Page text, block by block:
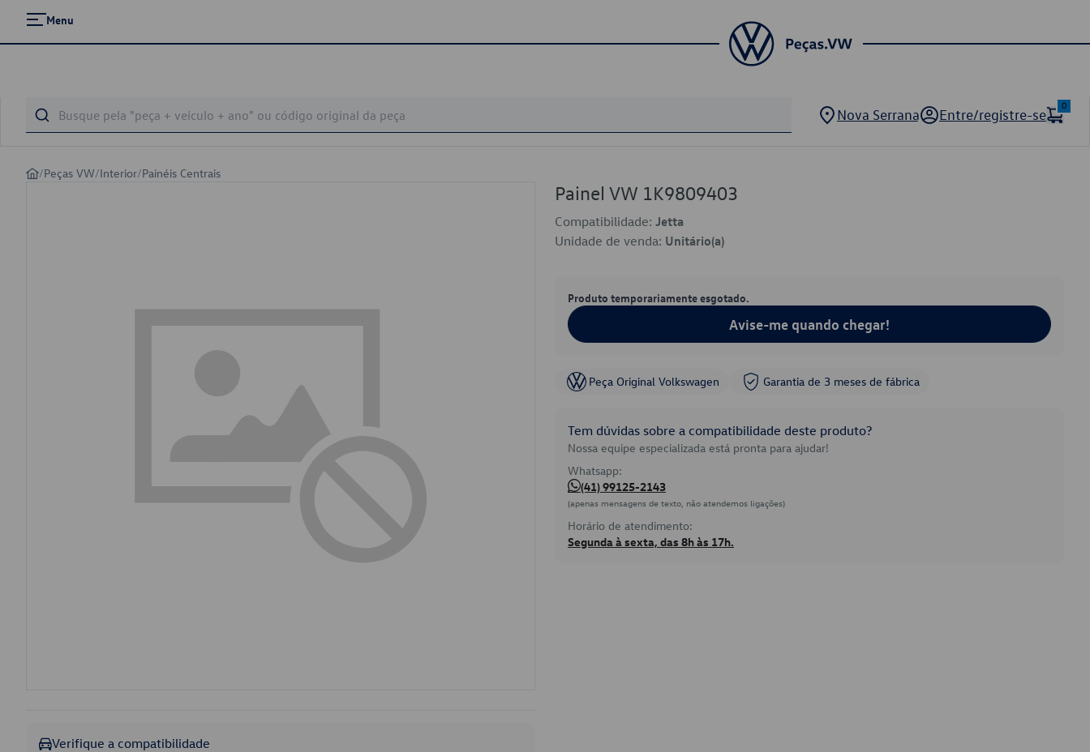
Menu
Nova Serrana Entre/registre-se
0
/Peças VW/Interior/Painéis Centrais
Verifique a compatibilidade
Painel VW 1K9809403
Compatibilidade: Jetta
Unidade de venda: Unitário(a)
Produto temporariamente esgotado.
Avise-me quando chegar!
Peça Original Volkswagen Garantia de 3 meses de fábrica
Tem dúvidas sobre a compatibilidade deste produto?
Nossa equipe especializada está pronta para ajudar!
Whatsapp:
(41) 99125-2143
(apenas mensagens de texto, não atendemos ligações)
Horário de atendimento:
Segunda à sexta, das 8h às 17h.